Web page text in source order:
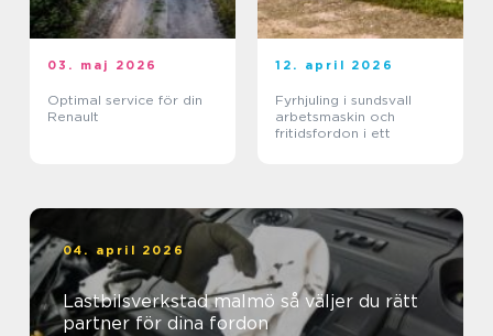
03. maj 2026
Optimal service för din
Renault
12. april 2026
Fyrhjuling i sundsvall
arbetsmaskin och
fritidsfordon i ett
04. april 2026
Lastbilsverkstad malmö så väljer du rätt
partner för dina fordon